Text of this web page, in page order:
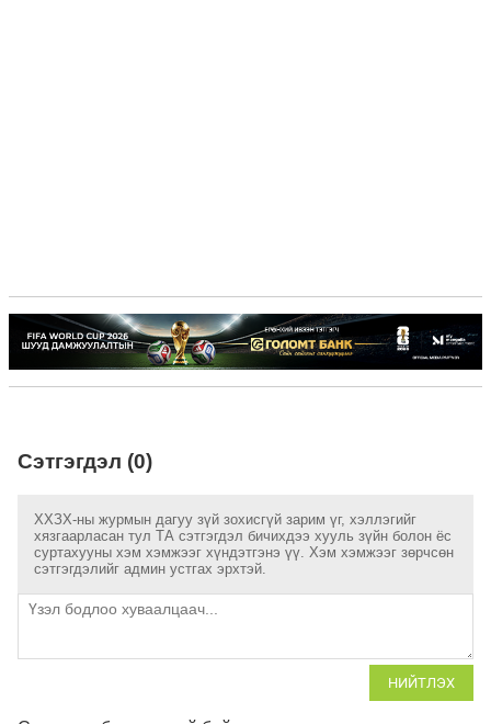
Сэтгэгдэл (0)
ХХЗХ-ны журмын дагуу зүй зохисгүй зарим үг, хэллэгийг
хязгаарласан тул ТА сэтгэгдэл бичихдээ хууль зүйн болон ёс
суртахууны хэм хэмжээг хүндэтгэнэ үү. Хэм хэмжээг зөрчсөн
сэтгэгдэлийг админ устгах эрхтэй.
НИЙТЛЭХ